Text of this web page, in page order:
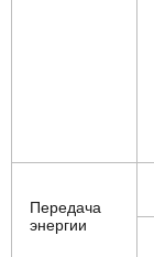
Передача
энергии